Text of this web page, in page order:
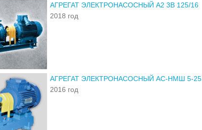
АГРЕГАТ ЭЛЕКТРОНАСОСНЫЙ А2 3В 125/16
2018 год
АГРЕГАТ ЭЛЕКТРОНАСОСНЫЙ АС-НМШ 5-25
2016 год